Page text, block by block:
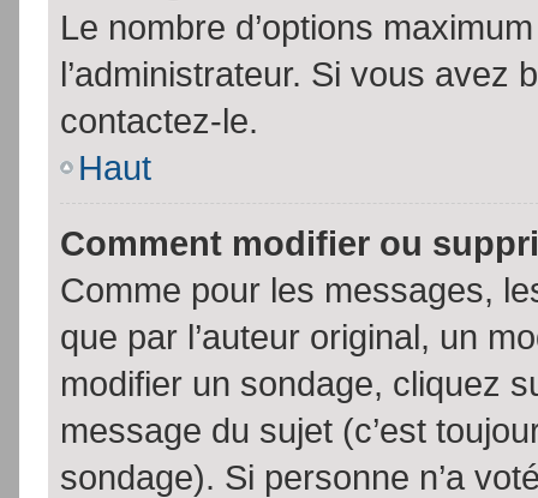
Le nombre d’options
l’administrateur. Si vous avez
contactez-le.
Haut
Comment modifier ou
Comme pour les messages,
que par l’auteur original, un
modifier un sondage, cliquez
message du sujet (c’est
sondage). Si personne n’a